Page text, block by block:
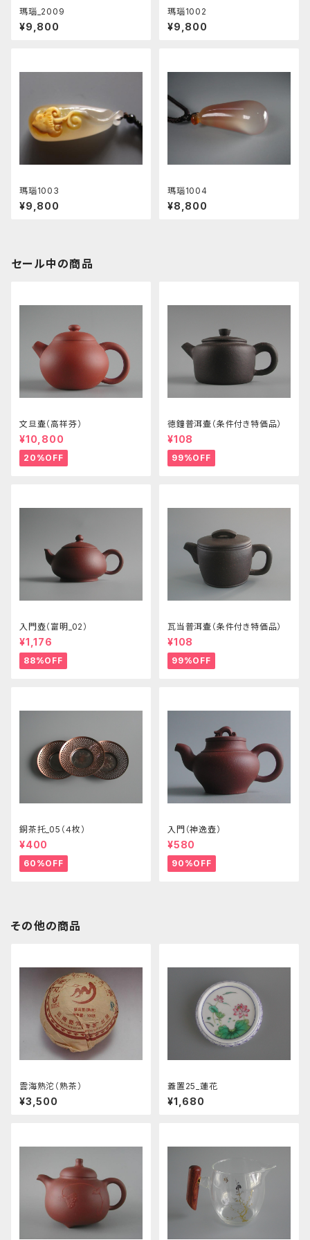
瑪瑙_2009
¥9,800
瑪瑙1002
¥9,800
瑪瑙1003
¥9,800
瑪瑙1004
¥8,800
セール中の商品
文旦壷（高祥芬）
¥10,800
20%OFF
徳鐘普洱壷（条件付き特価品）
¥108
99%OFF
入門壺（富明_02）
¥1,176
88%OFF
瓦当普洱壷（条件付き特価品）
¥108
99%OFF
銅茶托_05（４枚）
¥400
60%OFF
入門（神逸壺）
¥580
90%OFF
その他の商品
雲海熟沱（熟茶）
¥3,500
蓋置25_蓮花
¥1,680